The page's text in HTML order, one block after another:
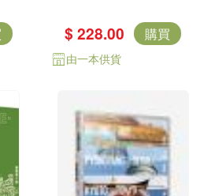
$ 228.00 購買
由一本供貨